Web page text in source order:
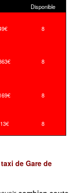
Disponible
8
8
8
8
de Gare de